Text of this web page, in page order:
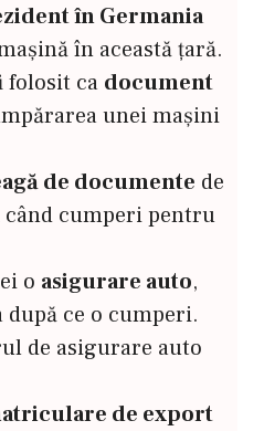
în Germania
în această țară.
folosit ca document
unei mașini
de documente de
când cumperi pentru
o asigurare auto,
după ce o cumperi.
de asigurare auto
de export